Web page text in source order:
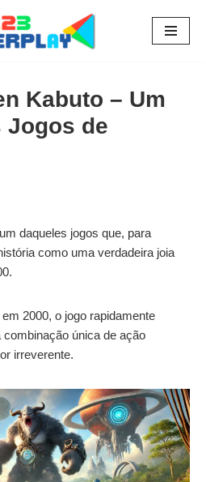
Kabuto – Um
Jogos de
daqueles jogos que, para
como uma verdadeira joia
2000, o jogo rapidamente
única de ação
irreverente.